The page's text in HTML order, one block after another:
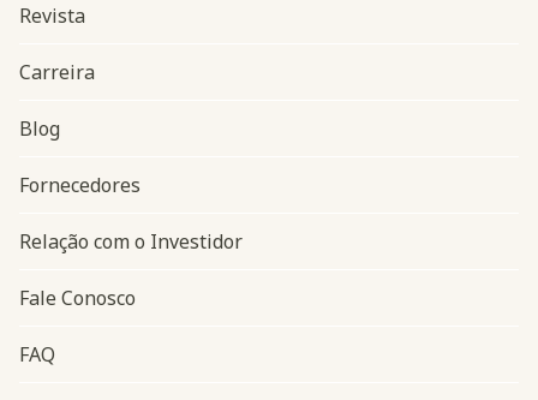
Navegação do rodapé
Revista
Carreira
Blog
Fornecedores
Relação com o Investidor
Fale Conosco
FAQ